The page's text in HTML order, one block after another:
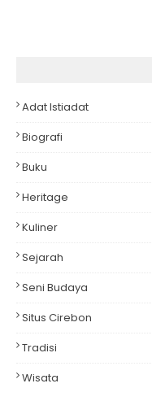
Adat Istiadat
Biografi
Buku
Heritage
Kuliner
Sejarah
Seni Budaya
Situs Cirebon
Tradisi
Wisata